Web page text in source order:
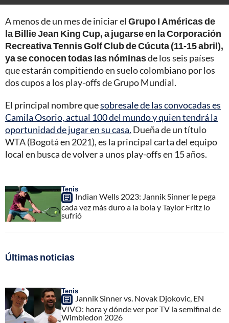
A menos de un mes de iniciar el Grupo I Américas de
la Billie Jean King Cup, a jugarse en la Corporación
Recreativa Tennis Golf Club de Cúcuta (11-15 abril),
ya se conocen todas las nóminasde los seis países
que estarán compitiendo en suelo colombiano por los
dos cupos a los play-offs de Grupo Mundial.
El principal nombre quesobresale de las convocadas es
Camila Osorio, actual 100 del mundo y quien tendrá la
oportunidad de jugar en su casa. Dueña de un título
WTA (Bogotá en 2021), es la principal carta del equipo
local en busca de volver a unos play-offs en 15 años.
Tenis
Indian Wells 2023: Jannik Sinner le pega
cada vez más duro a la bola y Taylor Fritz lo
sufrió
Últimas noticias
Tenis
Jannik Sinner vs. Novak Djokovic, EN
VIVO: hora y dónde ver por TV la semifinal de
Wimbledon 2026